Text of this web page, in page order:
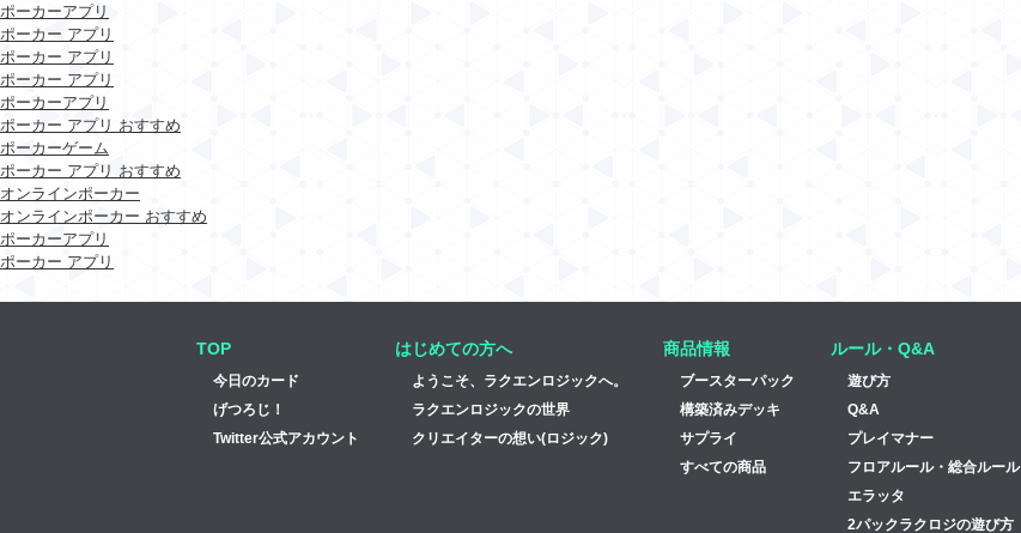
ポーカーアプリ
ポーカー アプリ
ポーカー アプリ
ポーカー アプリ
ポーカーアプリ
ポーカー アプリ おすすめ
ポーカーゲーム
ポーカー アプリ おすすめ
オンラインポーカー
オンラインポーカー おすすめ
ポーカーアプリ
ポーカー アプリ
TOP
今日のカード
げつろじ！
Twitter公式アカウント
はじめての方へ
ようこそ、ラクエンロジックへ。
ラクエンロジックの世界
クリエイターの想い(ロジック)
商品情報
ブースターパック
構築済みデッキ
サプライ
すべての商品
ルール・Q&A
遊び方
Q&A
プレイマナー
フロアルール・総合ルール
エラッタ
2パックラクロジの遊び方